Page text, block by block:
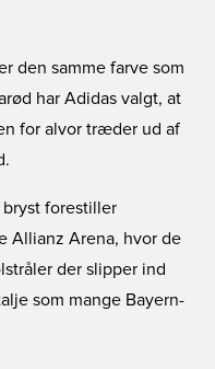
den samme farve som
har Adidas valgt, at
for alvor træder ud af
bryst forestiller
Allianz Arena, hvor de
der slipper ind
som mange Bayern-